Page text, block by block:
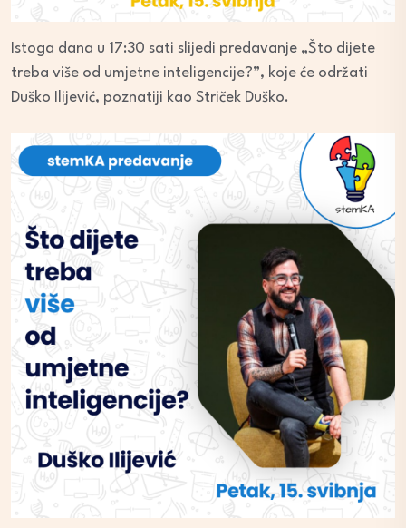
Istoga dana u 17:30 sati slijedi predavanje „Što dijete
treba više od umjetne inteligencije?”, koje će održati
Duško Ilijević, poznatiji kao Striček Duško.